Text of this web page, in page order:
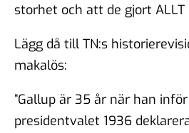
storhet och att de gjort ALLT
Lägg då till TN:s
makalös:
”Gallup är 35 år när han
presidentvalet 1936